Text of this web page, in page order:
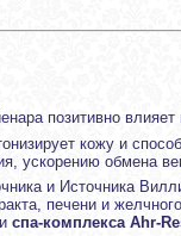
позитивно влияет
кожу и
ускорению обмена
и Источника
печени и
спа-комплекса Ahr-